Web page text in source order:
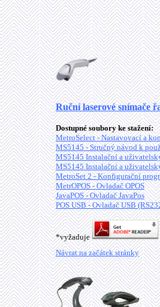
Ruční laserové snímače
Dostupné soubory ke stažení:
MetroSelect - Nastavovací a
MS5145 - Stručný návod k
MS5145 Instalační a
MS5145 Instalační a
MetroSet 2 - Konfigurační
MetrOPOS - Ovladač OPOS
JavaPOS - Ovladač JavaPos
POS USB - Ovladač USB
*vyžaduje
Návrat na začátek stránky